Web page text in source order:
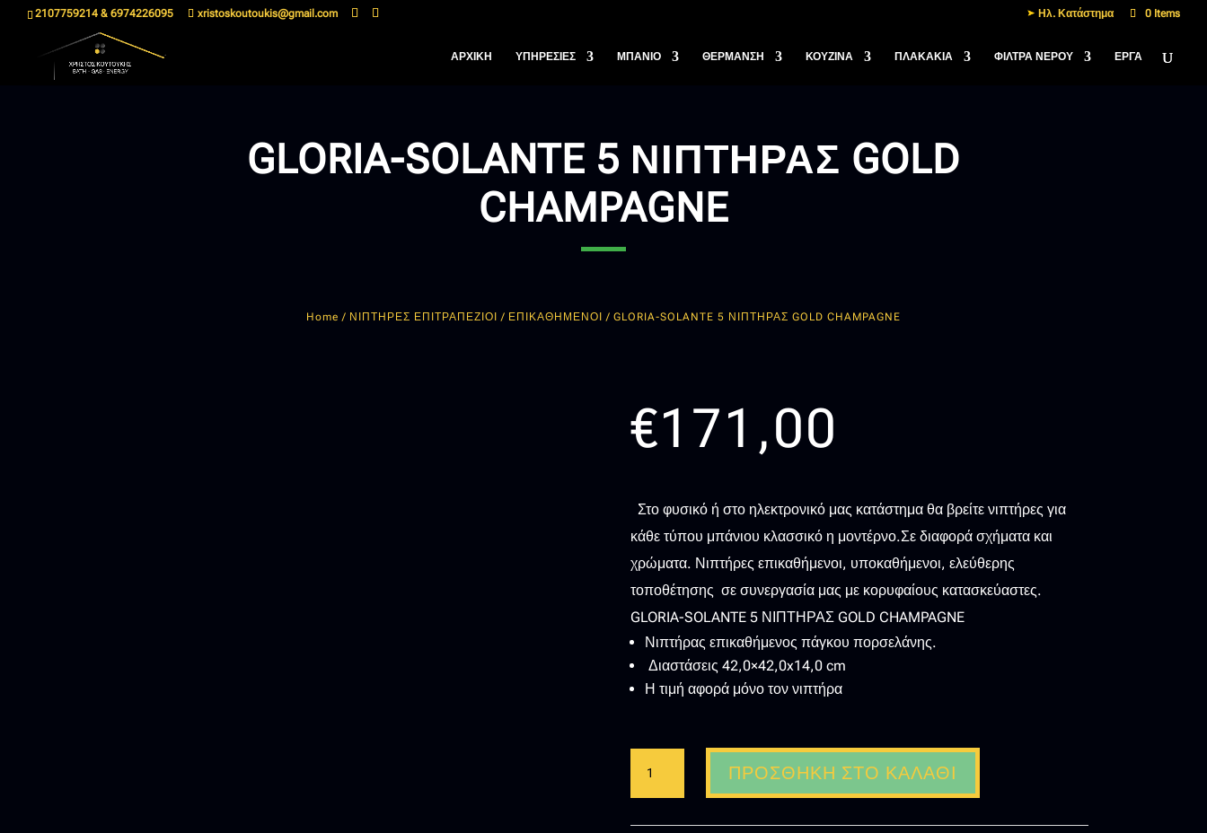
2107759214 & 6974226095 xristoskoutoukis@gmail.com Ηλ. Κατάστημα 0 Items
ΑΡΧΙΚΗ ΥΠΗΡΕΣΙΕΣ ΜΠΑΝΙΟ ΘΕΡΜΑΝΣΗ ΚΟΥΖΙΝΑ ΠΛΑΚΑΚΙΑ ΦΙΛΤΡΑ ΝΕΡΟΥ ΈΡΓΑ
GLORIA-SOLANTE 5 ΝΙΠΤΗΡΑΣ GOLD
CHAMPAGNE
Home / ΝΙΠΤΗΡΕΣ ΕΠΙΤΡΑΠΕΖΙΟΙ / ΕΠΙΚΑΘΗΜΕΝΟΙ / GLORIA-SOLANTE 5 ΝΙΠΤΗΡΑΣ GOLD CHAMPAGNE
€171,00
Στο φυσικό ή στο ηλεκτρονικό μας κατάστημα θα βρείτε νιπτήρες για
κάθε τύπου μπάνιου κλασσικό η μοντέρνο.Σε διαφορά σχήματα και
χρώματα. Νιπτήρες επικαθήμενοι, υποκαθήμενοι, ελεύθερης
τοποθέτησης σε συνεργασία μας με κορυφαίους κατασκεύαστες.
GLORIA-SOLANTE 5 ΝΙΠΤΗΡΑΣ GOLD CHAMPAGNE
Νιπτήρας επικαθήμενος πάγκου πορσελάνης.
Διαστάσεις 42,0×42,0x14,0 cm
Η τιμή αφορά μόνο τον νιπτήρα
ΠΡΟΣΘΉΚΗ ΣΤΟ ΚΑΛΆΘΙ